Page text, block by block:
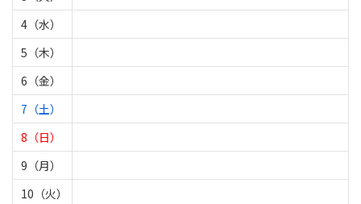
4（水）
5（木）
6（金）
7（土）
8（日）
9（月）
10（火）